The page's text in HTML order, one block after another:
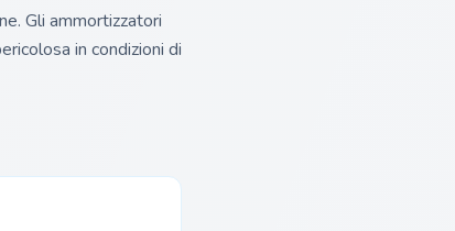
Gli ammortizzatori
in condizioni di